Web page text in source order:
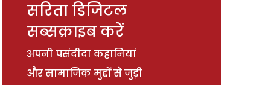
सरिता डिजिटल
सब्सक्राइब करें
अपनी पसंदीदा कहानियां
और सामाजिक मुद्दों से जुड़ी